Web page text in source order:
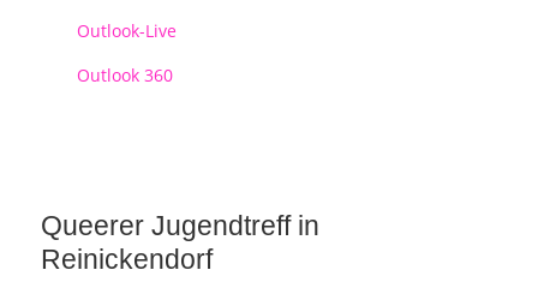
Outlook-Live
Outlook 360
Queerer Jugendtreff in
Reinickendorf